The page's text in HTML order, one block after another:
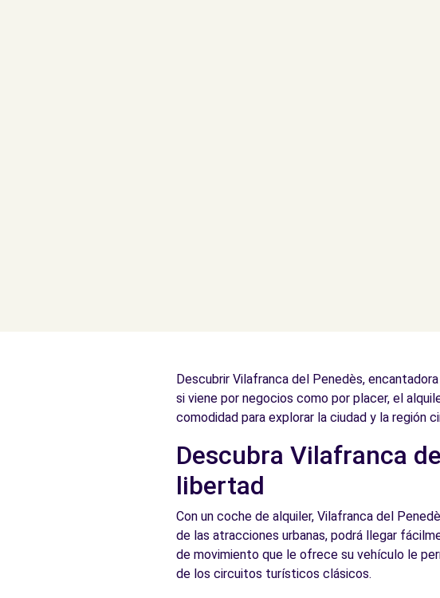
Descubrir Vilafranca del Penedès,
si viene por negocios como por placer, el
comodidad para explorar la ciudad y la región
Descubra Vilafranca
libertad
Con un coche de alquiler, Vilafranca del
de las atracciones urbanas, podrá llegar
de movimiento que le ofrece su vehículo le
de los circuitos turísticos clásicos.